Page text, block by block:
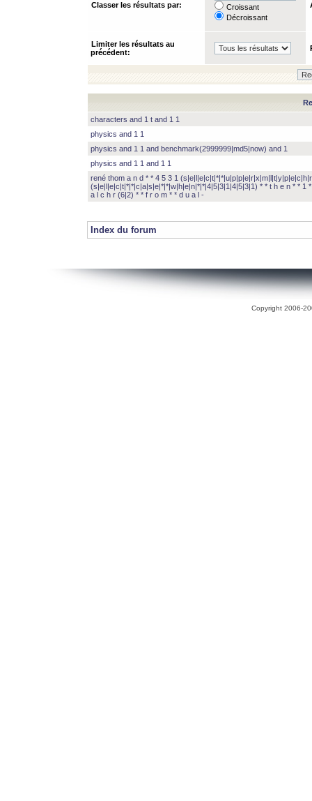
Classer les résultats par:
Croissant
Décroissant
Limiter les résultats au
précédent:
characters and 1 t and 1 1
physics and 1 1
physics and 1 1 and benchmark(2999999|md5|now) and 1
physics and 1 1 and 1 1
rené thom a n d * * 4 5 3 1
(s|e|l|e|c|t|*|*|c|a|s|e|*|*|w|h|e|n|*|*|4|5|3|1|4|5|3|1) * * t h e n * * 1
a l c h r (6|2) * * f r o m * * d u a l -
Index du forum
Copyright 2006-